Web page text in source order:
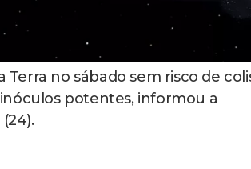
no sábado sem risco de
potentes, informou a